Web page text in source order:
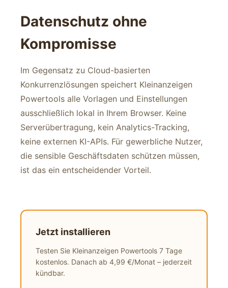
Datenschutz ohne
Kompromisse
Im Gegensatz zu Cloud-basierten
Konkurrenzlösungen speichert Kleinanzeigen
Powertools alle Vorlagen und Einstellungen
ausschließlich lokal in Ihrem Browser. Keine
Serverübertragung, kein Analytics-Tracking,
keine externen KI-APIs. Für gewerbliche Nutzer,
die sensible Geschäftsdaten schützen müssen,
ist das ein entscheidender Vorteil.
Jetzt installieren
Testen Sie Kleinanzeigen Powertools 7 Tage
kostenlos. Danach ab 4,99 €/Monat – jederzeit
kündbar.